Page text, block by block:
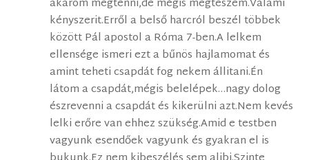
akarom megtenni,de mégis megteszem.Valami
kényszerit.Erről a belső harcról beszél többek
között Pál apostol a Róma 7-ben.A lelkem
ellensége ismeri ezt a bűnös hajlamomat és
amint teheti csapdát fog nekem állitani.Én
látom a csapdát,mégis belelépek…nagy dolog
észrevenni a csapdát és kikerülni azt.Nem kevés
lelki erőre van ehhez szükség.Amid e testben
vagyunk esendőek vagyunk és gyakran el is